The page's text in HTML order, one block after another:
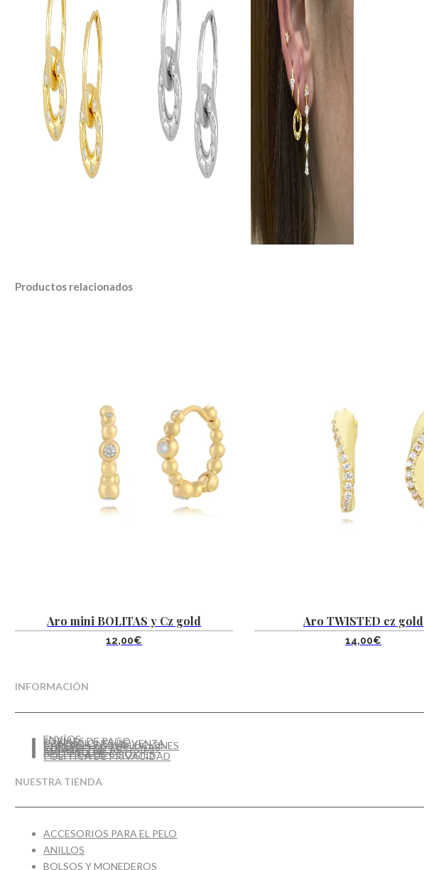
Productos relacionados
Aro mini BOLITAS y Cz gold
12,00€
Aro TWISTED cz gold
14,00€
INFORMACIÓN
ENVÍOS
FORMAS DE PAGO
CONDICIONES DE VENTA
CAMBIOS Y DEVOLUCIONES
CUIDADO DE TUS JOYAS
GUÍA DE TALLAS
AVISO LEGAL
POLÍTICA DE COOKIES
POLÍTICA DE PRIVACIDAD
NUESTRA TIENDA
ACCESORIOS PARA EL PELO
ANILLOS
BOLSOS Y MONEDEROS